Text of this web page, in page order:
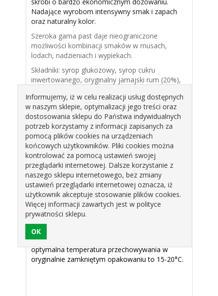
Nadające wyrobom intensywny smak i zapach
oraz naturalny kolor.
Szeroka gama past daje nieograniczone
możliwości kombinacji smaków w musach,
lodach, nadzieniach i wypiekach.
Składniki: syrop glukozowy, syrop cukru
inwertowanego, oryginalny jamajski rum (20%),
zawierać jaja, mleko oraz orzechy; produkt
bezglutenowy; czysta etykieta.
Warunki przechowywania: produkt należy
przechowywać w suchym i chłodnym miejscu, w
szczelnie zamkniętym opakowaniu; chronić przed
bezpośrednim działaniem światła słonecznego,
wilgoci, obcych zapachów oraz ciepła; po zużyciu
opakowanie produktu podlega segregacji;
optymalna temperatura przechowywania w
oryginalnie zamkniętym opakowaniu to 15-20°C.
Informujemy, iż w celu realizacji usług dostępnych
w naszym sklepie, optymalizacji jego treści oraz
dostosowania sklepu do Państwa indywidualnych
potrzeb korzystamy z informacji zapisanych za
pomocą plików cookies na urządzeniach
końcowych użytkowników. Pliki cookies można
kontrolować za pomocą ustawień swojej
przeglądarki internetowej. Dalsze korzystanie z
naszego sklepu internetowego, bez zmiany
ustawień przeglądarki internetowej oznacza, iż
użytkownik akceptuje stosowanie plików cookies.
Więcej informacji zawartych jest w polityce
prywatności sklepu.